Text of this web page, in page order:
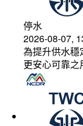
停水
2026-08-07,
為提升供水
更安心可靠之